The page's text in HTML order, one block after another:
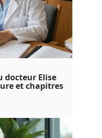
docteur Elise
et chapitres